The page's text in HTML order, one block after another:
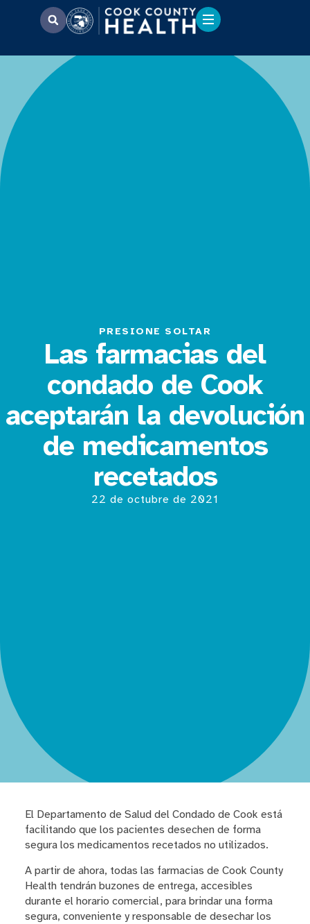
PRESIONE SOLTAR
Las farmacias del
condado de Cook
aceptarán la devolución
de medicamentos
recetados
22 de octubre de 2021
El Departamento de Salud del Condado de Cook está
facilitando que los pacientes desechen de forma
segura los medicamentos recetados no utilizados.
A partir de ahora, todas las farmacias de Cook County
Health tendrán buzones de entrega, accesibles
durante el horario comercial, para brindar una forma
segura, conveniente y responsable de desechar los